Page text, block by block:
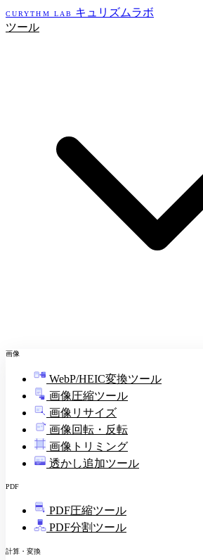
CURYTHM LAB
キュリズムラボ
ツール
画像
WebP/HEIC変換ツール
画像圧縮ツール
画像リサイズ
画像回転・反転
画像トリミング
透かし追加ツール
PDF
PDF圧縮ツール
PDF分割ツール
計算・変換